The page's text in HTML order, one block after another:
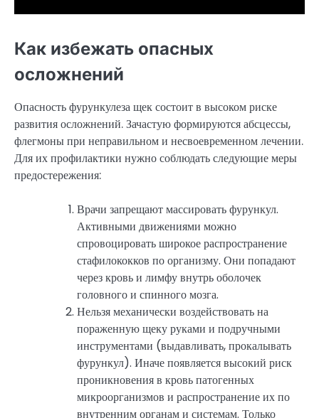
Как избежать опасных
осложнений
Опасность фурункулеза щек состоит в высоком риске
развития осложнений. Зачастую формируются абсцессы,
флегмоны при неправильном и несвоевременном лечении.
Для их профилактики нужно соблюдать следующие меры
предостережения:
Врачи запрещают массировать фурункул.
Активными движениями можно
спровоцировать широкое распространение
стафилококков по организму. Они попадают
через кровь и лимфу внутрь оболочек
головного и спинного мозга.
Нельзя механически воздействовать на
пораженную щеку руками и подручными
инструментами (выдавливать, прокалывать
фурункул). Иначе появляется высокий риск
проникновения в кровь патогенных
микроорганизмов и распространение их по
внутренним органам и системам. Только